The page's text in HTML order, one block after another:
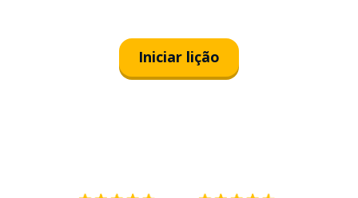
Iniciar lição